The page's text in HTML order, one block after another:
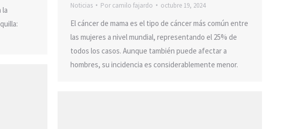
la
Noticias Por camilo fajardo octubre 19, 2024
El cáncer de mama es el tipo de cáncer más común entre
las mujeres a nivel mundial, representando el 25% de
todos los casos. Aunque también puede afectar a
hombres, su incidencia es considerablemente menor.